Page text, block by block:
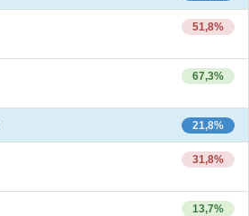
51,8%
67,3%
21,8%
31,8%
13,7%